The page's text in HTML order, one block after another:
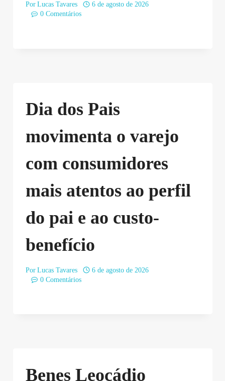
Por Lucas Tavares
6 de agosto de 2026
0 Comentários
Dia dos Pais
movimenta o varejo
com consumidores
mais atentos ao perfil
do pai e ao custo-
benefício
Por Lucas Tavares
6 de agosto de 2026
0 Comentários
Benes Leocádio